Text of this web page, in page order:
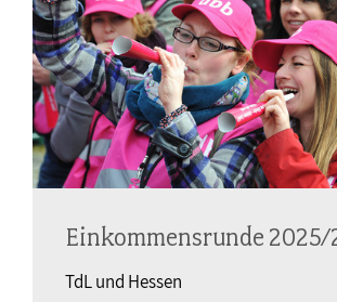
Einkommensrunde 2025/
TdL und Hessen